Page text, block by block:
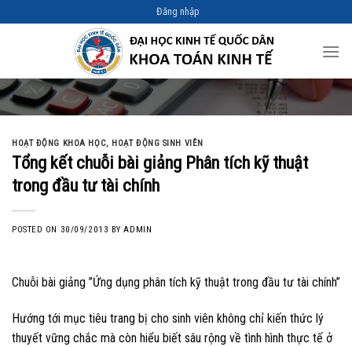
to
Đăng nhập
HOẠT ĐỘNG KHOA HỌC, HOẠT ĐỘNG SINH VIÊN
Tổng kết chuỗi bài giảng Phân tích kỹ thuật
trong đầu tư tài chính
POSTED ON 30/09/2013 BYADMIN
Chuỗi bài giảng ”Ứng dụng phân tích kỹ thuật trong đầu tư tài chính”
Hướng tới mục tiêu trang bị cho sinh viên không chỉ kiến thức lý
thuyết vững chắc mà còn hiểu biết sâu rộng về tình hình thực tế ở